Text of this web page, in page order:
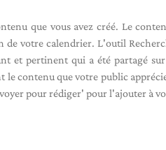
que vous avez créé. Le
de votre calendrier. L'outil
et pertinent qui a été partagé
contenu que votre public
pour rédiger' pour l'ajouter à